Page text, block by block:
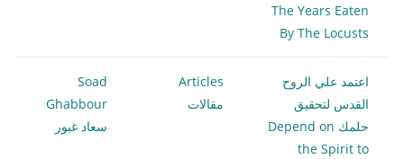
The Years Eaten
By The Locusts
اعتمد علي الروح
القدس لتحقيق
حلمك Depend on
the Spirit to
Articles
مقالات
Soad
Ghabbour
سعاد غبور